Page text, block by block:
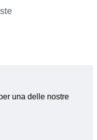
una delle nostre